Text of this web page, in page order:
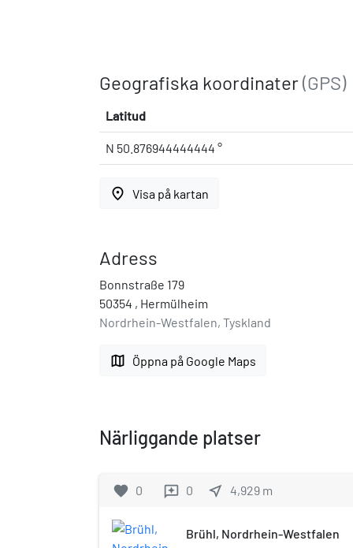
Geografiska koordinater(GPS)
Latitud
N 50.876944444444 °
place Visa på kartan
Adress
Bonnstraße 179
50354 , Hermülheim
Nordrhein-Westfalen, Tyskland
map Öppna på Google Maps
Närliggande platser
favorite 0 reviews 0 near_me 4,929 m
Brühl, Nordrhein-Westfalen